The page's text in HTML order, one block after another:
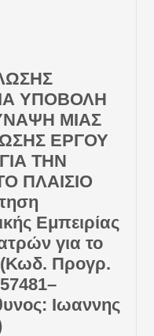
ΥΠΟΒΟΛΗ
ΜΙΑΣ
ΕΡΓΟΥ
ΤΗΝ
ΠΛΑΙΣΙΟ
Εμπειρίας
για το
(Κωδ. Προγρ.
Ιωαννης